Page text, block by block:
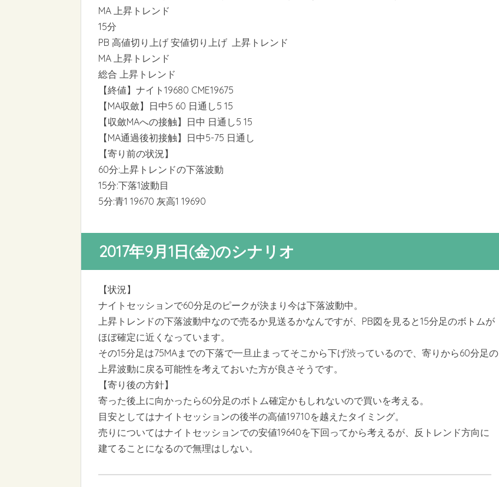
MA 上昇トレンド
15分
PB 高値切り上げ 安値切り上げ 上昇トレンド
MA 上昇トレンド
総合 上昇トレンド
【終値】ナイト19680 CME19675
【MA収斂】日中5 60 日通し5 15
【収斂MAへの接触】日中 日通し5 15
【MA通過後初接触】日中5-75 日通し
【寄り前の状況】
60分:上昇トレンドの下落波動
15分:下落1波動目
5分:青1 19670 灰高1 19690
2017年9月1日(金)のシナリオ
【状況】
ナイトセッションで60分足のピークが決まり今は下落波動中。
上昇トレンドの下落波動中なので売るか見送るかなんですが、PB図を見ると15分足のボトムが
ほぼ確定に近くなっています。
その15分足は75MAまでの下落で一旦止まってそこから下げ渋っているので、寄りから60分足の
上昇波動に戻る可能性を考えておいた方が良さそうです。
【寄り後の方針】
寄った後上に向かったら60分足のボトム確定かもしれないので買いを考える。
目安としてはナイトセッションの後半の高値19710を越えたタイミング。
売りについてはナイトセッションでの安値19640を下回ってから考えるが、反トレンド方向に
建てることになるので無理はしない。